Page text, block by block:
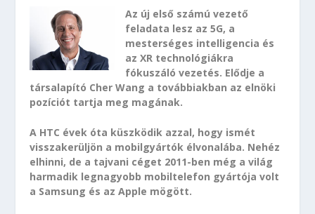
Az új első számú vezető
feladata lesz az 5G, a
mesterséges intelligencia és
az XR technológiákra
fókuszáló vezetés. Elődje a
társalapító Cher Wang a továbbiakban az elnöki
pozíciót tartja meg magának.
A HTC évek óta küszködik azzal, hogy ismét
visszakerüljön a mobilgyártók élvonalába. Nehéz
elhinni, de a tajvani céget 2011-ben még a világ
harmadik legnagyobb mobiltelefon gyártója volt
a Samsung és az Apple mögött.